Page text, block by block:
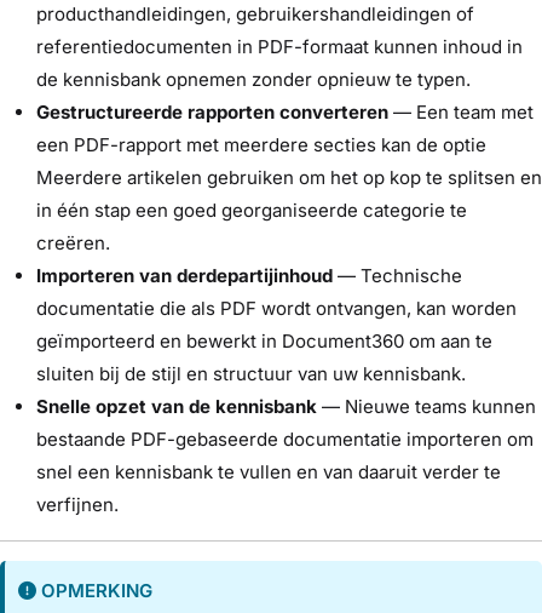
producthandleidingen, gebruikershandleidingen of
referentiedocumenten in PDF-formaat kunnen inhoud in
de kennisbank opnemen zonder opnieuw te typen.
Gestructureerde rapporten converteren — Een team met
een PDF-rapport met meerdere secties kan de optie
Meerdere artikelen gebruiken om het op kop te splitsen en
in één stap een goed georganiseerde categorie te
creëren.
Importeren van derdepartijinhoud — Technische
documentatie die als PDF wordt ontvangen, kan worden
geïmporteerd en bewerkt in Document360 om aan te
sluiten bij de stijl en structuur van uw kennisbank.
Snelle opzet van de kennisbank — Nieuwe teams kunnen
bestaande PDF-gebaseerde documentatie importeren om
snel een kennisbank te vullen en van daaruit verder te
verfijnen.
OPMERKING